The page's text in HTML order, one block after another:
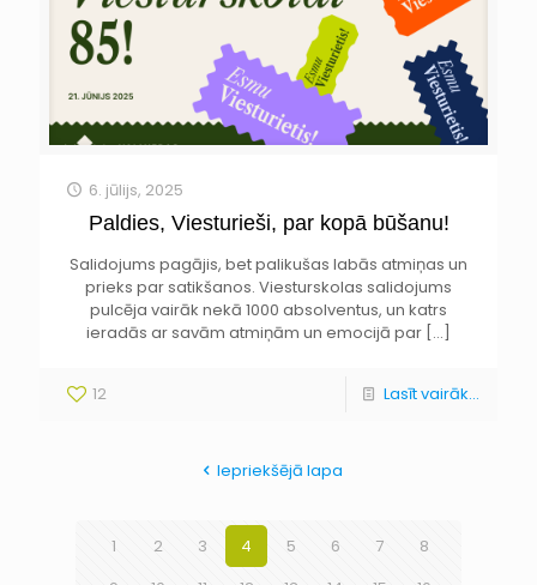
6. jūlijs, 2025
Paldies, Viesturieši, par kopā būšanu!
Salidojums pagājis, bet palikušas labās atmiņas un
prieks par satikšanos. Viesturskolas salidojums
pulcēja vairāk nekā 1000 absolventus, un katrs
ieradās ar savām atmiņām un emocijā par […]
12 Lasīt vairāk...
Iepriekšējā lapa
1 2 3 4 5 6 7
8